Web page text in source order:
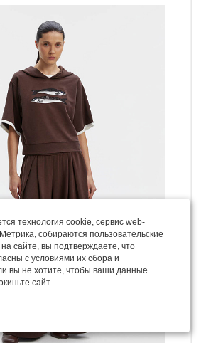
технология cookie, сервис web-
собираются пользовательские
сайте, вы подтверждаете, что
с условиями их сбора и
вы не хотите, чтобы ваши данные
сайт.